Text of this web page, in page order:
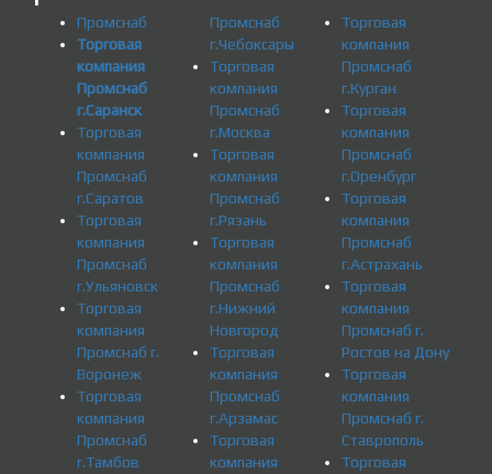
Промснаб
Торговая
компания
Промснаб
г.Саранск
Торговая
компания
Промснаб
г.Саратов
Торговая
компания
Промснаб
г.Ульяновск
Торговая
компания
Промснаб г.
Воронеж
Торговая
компания
Промснаб
г.Тамбов
Промснаб
г.Чебоксары
Торговая
компания
Промснаб
г.Москва
Торговая
компания
Промснаб
г.Рязань
Торговая
компания
Промснаб
г.Нижний
Новгород
Торговая
компания
Промснаб
г.Арзамас
Торговая
компания
Торговая
компания
Промснаб
г.Курган
Торговая
компания
Промснаб
г.Оренбург
Торговая
компания
Промснаб
г.Астрахань
Торговая
компания
Промснаб г.
Ростов на Дону
Торговая
компания
Промснаб г.
Ставрополь
Торговая